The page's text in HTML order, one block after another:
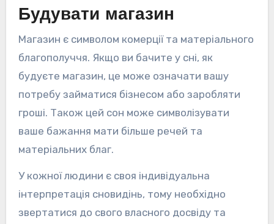
Будувати магазин
Магазин є символом комерції та матеріального
благополуччя. Якщо ви бачите у сні, як
будуєте магазин, це може означати вашу
потребу займатися бізнесом або заробляти
гроші. Також цей сон може символізувати
ваше бажання мати більше речей та
матеріальних благ.
У кожної людини є своя індивідуальна
інтерпретація сновидінь, тому необхідно
звертатися до свого власного досвіду та